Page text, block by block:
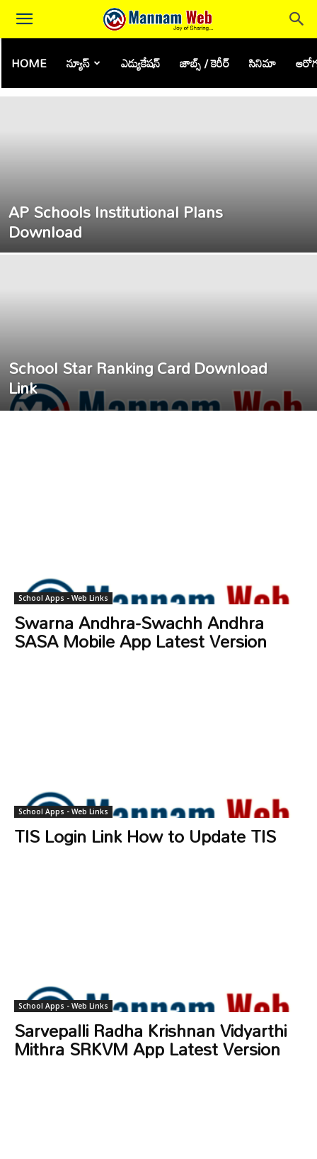
HOME న్యూస్ ఎడ్యుకేషన్ జాబ్స్ / కెరీర్ సినిమా
SCHOOL APPS - WEB LINKS
AP Schools Institutional Plans
Download
School Star Ranking Card Download
Link
School Apps - Web Links
Swarna Andhra-Swachh Andhra
SASA Mobile App Latest Version
School Apps - Web Links
TIS Login Link How to Update TIS
School Apps - Web Links
Sarvepalli Radha Krishnan Vidyarthi
Mithra SRKVM App Latest Version